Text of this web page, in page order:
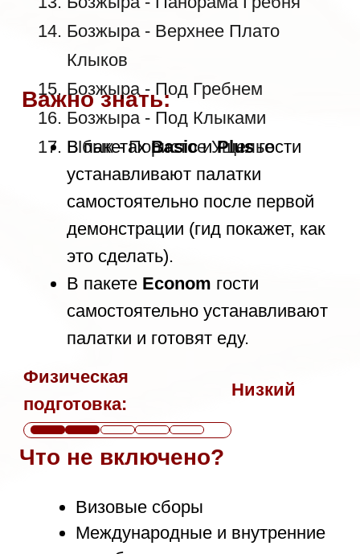
Проживание в дни прибытия и
отъезда
Чаевые гиду и водителям
Завтрак первого дня и ужин